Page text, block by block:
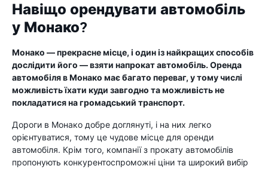
Навіщо орендувати автомобіль
у Монако?
Монако — прекрасне місце, і один із найкращих способів
дослідити його — взяти напрокат автомобіль. Оренда
автомобіля в Монако має багато переваг, у тому числі
можливість їхати куди завгодно та можливість не
покладатися на громадський транспорт.
Дороги в Монако добре доглянуті, і на них легко
орієнтуватися, тому це чудове місце для оренди
автомобіля. Крім того, компанії з прокату автомобілів
пропонують конкурентоспроможні ціни та широкий вибір